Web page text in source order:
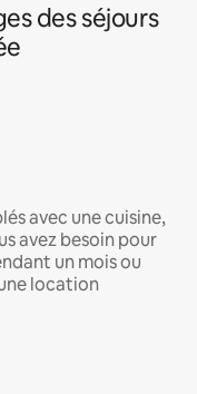
des séjours
avec une cuisine,
avez besoin pour
un mois ou
location